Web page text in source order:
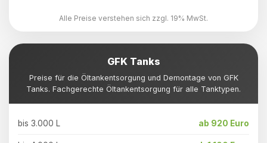
Alle Preise verstehen sich zzgl. 19% MwSt.
GFK Tanks
Preise für die Öltankentsorgung und Demontage von GFK
Tanks. Fachgerechte Öltankentsorgung für alle Tanktypen.
bis 3.000 L ab 920 Euro